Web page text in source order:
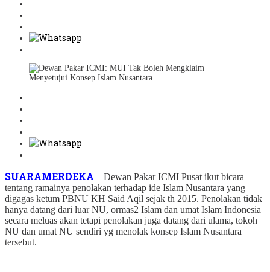
SUARAMERDEKA – Dewan Pakar ICMI Pusat ikut bicara
tentang ramainya penolakan terhadap ide Islam Nusantara yang
digagas ketum PBNU KH Said Aqil sejak th 2015. Penolakan tidak
hanya datang dari luar NU, ormas2 Islam dan umat Islam Indonesia
secara meluas akan tetapi penolakan juga datang dari ulama, tokoh
NU dan umat NU sendiri yg menolak konsep Islam Nusantara
tersebut.